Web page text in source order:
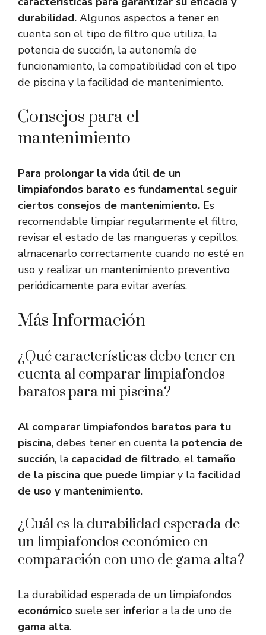
durabilidad. Algunos aspectos a tener en
cuenta son el tipo de filtro que utiliza, la
potencia de succión, la autonomía de
funcionamiento, la compatibilidad con el tipo
de piscina y la facilidad de mantenimiento.
Consejos para el
mantenimiento
Para prolongar la vida útil de un
limpiafondos barato es fundamental seguir
ciertos consejos de mantenimiento. Es
recomendable limpiar regularmente el filtro,
revisar el estado de las mangueras y cepillos,
almacenarlo correctamente cuando no esté en
uso y realizar un mantenimiento preventivo
periódicamente para evitar averías.
Más Información
¿Qué características debo tener en
cuenta al comparar limpiafondos
baratos para mi piscina?
Al comparar limpiafondos baratos para tu
piscina, debes tener en cuenta la potencia de
succión, la capacidad de filtrado, el tamaño
de la piscina que puede limpiar y la facilidad
de uso y mantenimiento.
¿Cuál es la durabilidad esperada de
un limpiafondos económico en
comparación con uno de gama alta?
La durabilidad esperada de un limpiafondos
económico suele ser inferior a la de uno de
gama alta.